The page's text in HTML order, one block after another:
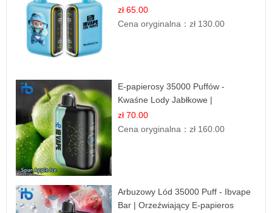
Deserowy Smak
zł 65.00
Cena oryginalna：zł 130.00
E-papierosy 35000 Puffów -
Kwaśne Lody Jabłkowe |
Orzeźwiający Smak
zł 70.00
Cena oryginalna：zł 160.00
Arbuzowy Lód 35000 Puff - Ibvape
Bar | Orzeźwiający E-papieros